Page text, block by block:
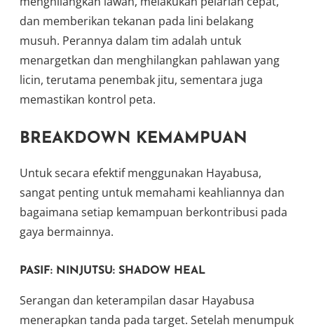
dan memberikan tekanan pada lini belakang
musuh. Perannya dalam tim adalah untuk
menargetkan dan menghilangkan pahlawan yang
licin, terutama penembak jitu, sementara juga
memastikan kontrol peta.
BREAKDOWN KEMAMPUAN
Untuk secara efektif menggunakan Hayabusa,
sangat penting untuk memahami keahliannya dan
bagaimana setiap kemampuan berkontribusi pada
gaya bermainnya.
PASIF: NINJUTSU: SHADOW HEAL
Serangan dan keterampilan dasar Hayabusa
menerapkan tanda pada target. Setelah menumpuk